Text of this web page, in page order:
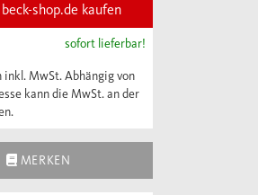
shop.de kaufen
sofort lieferbar!
inkl. MwSt. Abhängig von
kann die MwSt. an der
MERKEN